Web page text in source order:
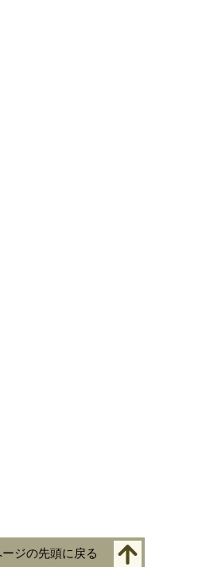
ージの先頭に戻る